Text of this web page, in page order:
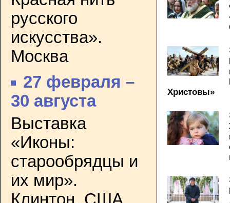
русского
искусства».
Москва
27 февраля –
30 августа
Выставка
«Иконы:
старообрядцы и
их мир».
Христовы»